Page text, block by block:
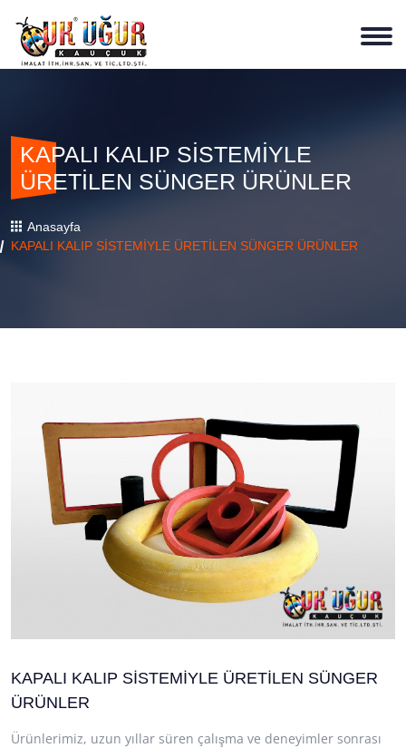
KAPALI KALIP SİSTEMİYLE
ÜRETİLEN SÜNGER ÜRÜNLER
Anasayfa
KAPALI KALIP SİSTEMİYLE ÜRETİLEN SÜNGER ÜRÜNLER
KAPALI KALIP SİSTEMİYLE ÜRETİLEN SÜNGER
ÜRÜNLER
Ürünlerimiz, uzun yıllar süren çalışma ve deneyimler sonrası